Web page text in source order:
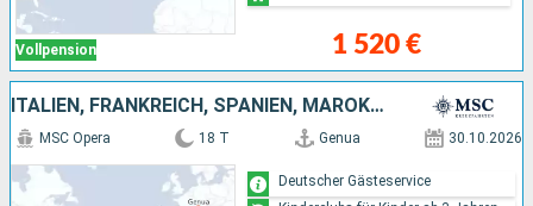
Vollpension 1 520 €
ITALIEN, FRANKREICH, SPANIEN, MAROKKO, ANTIGUA UND BARBUDA, DOMINIKANISCHE REPUBLIK
MSC Opera 18 T Genua 30.10.2026
Deutscher Gästeservice